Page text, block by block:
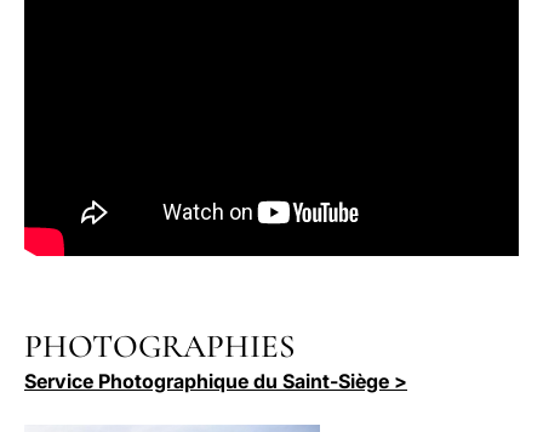
PHOTOGRAPHIES
Service Photographique du Saint-Siège >